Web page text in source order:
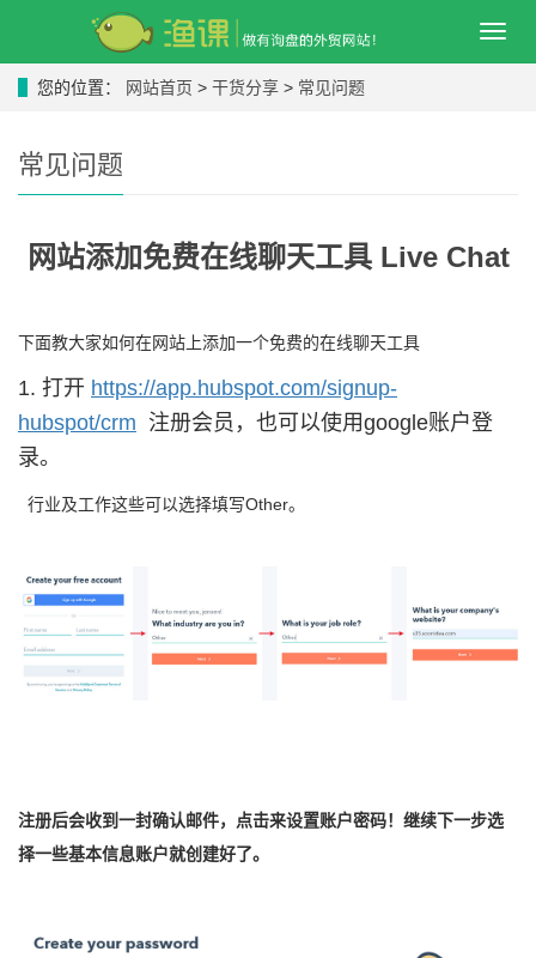
导
您的位置： 网站首页 > 干货分享 > 常见问题
常见问题
网站添加免费在线聊天工具 Live Chat
下面教大家如何在网站上添加一个免费的在线聊天工具
1. 打开 https://app.hubspot.com/signup-
hubspot/crm 注册会员，也可以使用google账户登
录。
行业及工作这些可以选择填写Other。
注册后会收到一封确认邮件，点击来设置账户密码！继续下一步选
择一些基本信息账户就创建好了。